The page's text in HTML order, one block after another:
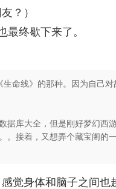
？）
最终歇下来了。
生命线》的那种。因为自己
据库大全，但是刚好梦幻西
。接着，又想弄个藏宝阁的
觉身体和脑子之间